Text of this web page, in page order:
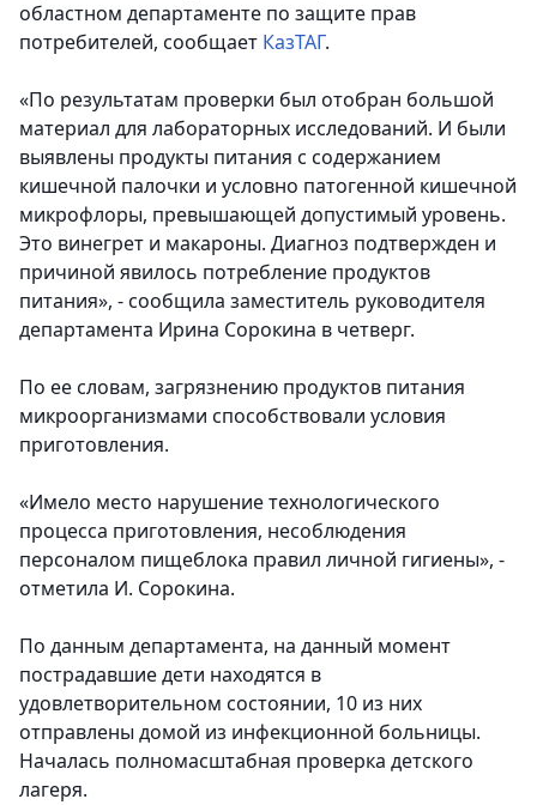
областном департаменте по защите прав
потребителей, сообщает КазТАГ.
«По результатам проверки был отобран большой
материал для лабораторных исследований. И были
выявлены продукты питания с содержанием
кишечной палочки и условно патогенной кишечной
микрофлоры, превышающей допустимый уровень.
Это винегрет и макароны. Диагноз подтвержден и
причиной явилось потребление продуктов
питания», - сообщила заместитель руководителя
департамента Ирина Сорокина в четверг.
По ее словам, загрязнению продуктов питания
микроорганизмами способствовали условия
приготовления.
«Имело место нарушение технологического
процесса приготовления, несоблюдения
персоналом пищеблока правил личной гигиены», -
отметила И. Сорокина.
По данным департамента, на данный момент
пострадавшие дети находятся в
удовлетворительном состоянии, 10 из них
отправлены домой из инфекционной больницы.
Началась полномасштабная проверка детского
лагеря.